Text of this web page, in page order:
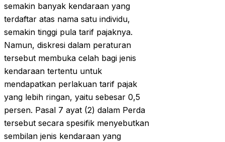
semakin banyak kendaraan yang
terdaftar atas nama satu individu,
semakin tinggi pula tarif pajaknya.
Namun, diskresi dalam peraturan
tersebut membuka celah bagi jenis
kendaraan tertentu untuk
mendapatkan perlakuan tarif pajak
yang lebih ringan, yaitu sebesar 0,5
persen. Pasal 7 ayat (2) dalam Perda
tersebut secara spesifik menyebutkan
sembilan jenis kendaraan yang